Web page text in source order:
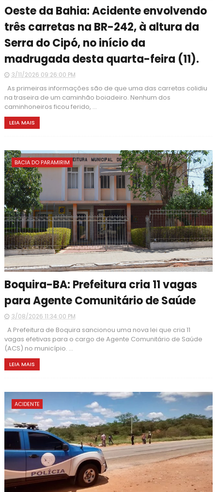
Oeste da Bahia: Acidente envolvendo
três carretas na BR-242, à altura da
Serra do Cipó, no início da
madrugada desta quarta-feira (11).
3/11/2026 09:26:00 PM
As primeiras informações são de que uma das carretas colidiu
na traseira de um caminhão boiadeiro. Nenhum dos
caminhoneiros ficou ferido, ...
LEIA MAIS
BACIA DO PARAMIRIM
Boquira-BA: Prefeitura cria 11 vagas
para Agente Comunitário de Saúde
3/08/2026 11:34:00 PM
A Prefeitura de Boquira sancionou uma nova lei que cria 11
vagas efetivas para o cargo de Agente Comunitário de Saúde
(ACS) no município. ...
LEIA MAIS
ACIDENTE